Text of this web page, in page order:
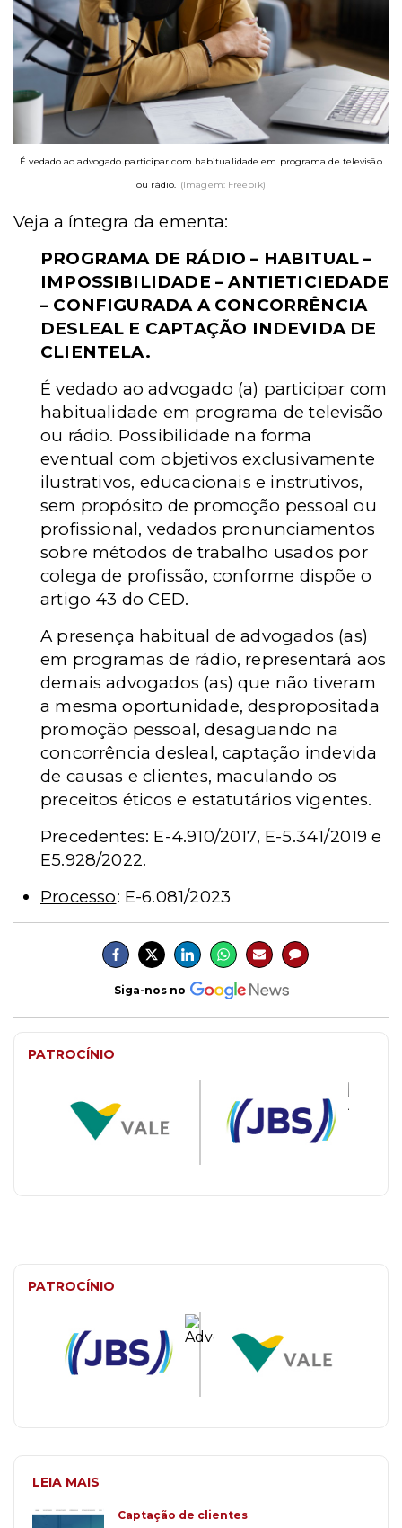
É vedado ao advogado participar com habitualidade em programa de televisão
ou rádio.
(Imagem: Freepik)
Veja a íntegra da ementa:
PROGRAMA DE RÁDIO – HABITUAL –
IMPOSSIBILIDADE – ANTIETICIEDADE
– CONFIGURADA A CONCORRÊNCIA
DESLEAL E CAPTAÇÃO INDEVIDA DE
CLIENTELA.
É vedado ao advogado (a) participar com
habitualidade em programa de televisão
ou rádio. Possibilidade na forma
eventual com objetivos exclusivamente
ilustrativos, educacionais e instrutivos,
sem propósito de promoção pessoal ou
profissional, vedados pronunciamentos
sobre métodos de trabalho usados por
colega de profissão, conforme dispõe o
artigo 43 do CED.
A presença habitual de advogados (as)
em programas de rádio, representará aos
demais advogados (as) que não tiveram
a mesma oportunidade, despropositada
promoção pessoal, desaguando na
concorrência desleal, captação indevida
de causas e clientes, maculando os
preceitos éticos e estatutários vigentes.
Precedentes: E-4.910/2017, E-5.341/2019 e
E5.928/2022.
Processo: E-6.081/2023
Siga-nos no
PATROCÍNIO
PATROCÍNIO
LEIA MAIS
Captação de clientes